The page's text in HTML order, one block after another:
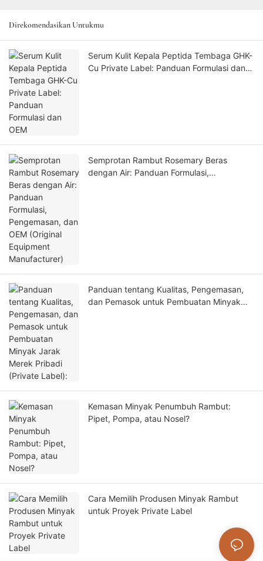
Direkomendasikan Untukmu
Serum Kulit Kepala Peptida Tembaga GHK-
Cu Private Label: Panduan Formulasi dan
Semprotan Rambut Rosemary Beras
dengan Air: Panduan Formulasi,
Panduan tentang Kualitas, Pengemasan,
dan Pemasok untuk Pembuatan Minyak
Kemasan Minyak Penumbuh Rambut:
Pipet, Pompa, atau Nosel?
Cara Memilih Produsen Minyak Rambut
untuk Proyek Private Label